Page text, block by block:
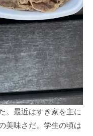
。最近はすき家を主に
美味さだ。学生の頃は